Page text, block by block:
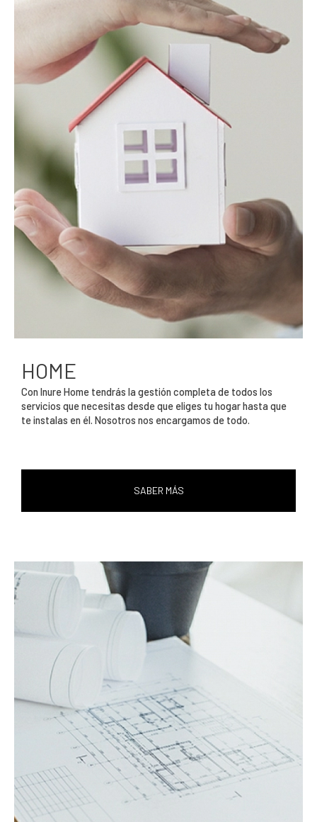
HOME
Con Inure Home tendrás la gestión completa de todos los
servicios que necesitas desde que eliges tu hogar hasta que
te instalas en él. Nosotros nos encargamos de todo.
SABER MÁS